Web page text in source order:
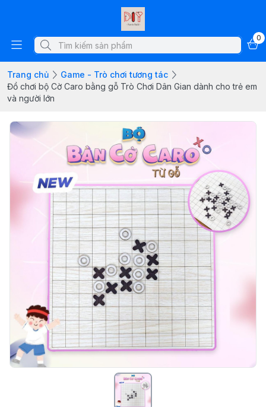
0
Trang chủ
Game - Trò chơi tương tác
Đồ chơi bộ Cờ Caro bằng gỗ Trò Chơi Dân Gian dành cho trẻ em
và người lớn